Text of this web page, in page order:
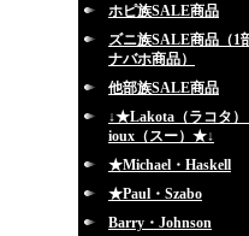
ホピ族SALE商品
ズニ族SALE商品（1
ナバホ商品）
他部族SALE商品
↓★Lakota（ラコタ）
ioux（スー）★↓
★Michael・Haskell
★Paul・Szabo
Barry・Johnson